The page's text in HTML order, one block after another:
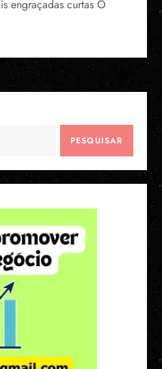
engraçadas curtas O
PESQUISAR